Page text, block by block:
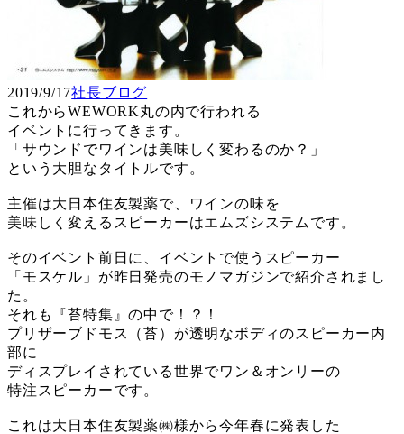
2019/9/17社長ブログ
これからWEWORK丸の内で行われる
イベントに行ってきます。
「サウンドでワインは美味しく変わるのか？」
という大胆なタイトルです。
主催は大日本住友製薬で、ワインの味を
美味しく変えるスピーカーはエムズシステムです。
そのイベント前日に、イベントで使うスピーカー
「モスケル」が昨日発売のモノマガジンで紹介されまし
た。
それも『苔特集』の中で！？！
プリザーブドモス（苔）が透明なボディのスピーカー内
部に
ディスプレイされている世界でワン＆オンリーの
特注スピーカーです。
これは大日本住友製薬㈱様から今年春に発表した